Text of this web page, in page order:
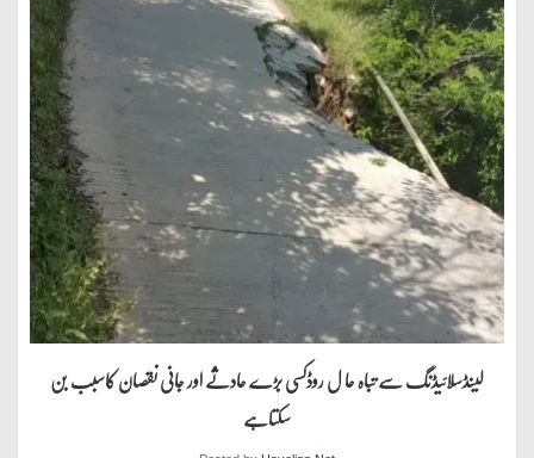
لینڈسلائیڈنگ سے تباہ حا ل روڈکسی بڑے حادثے اور جانی نقصان کاسبب بن
سکتاہے